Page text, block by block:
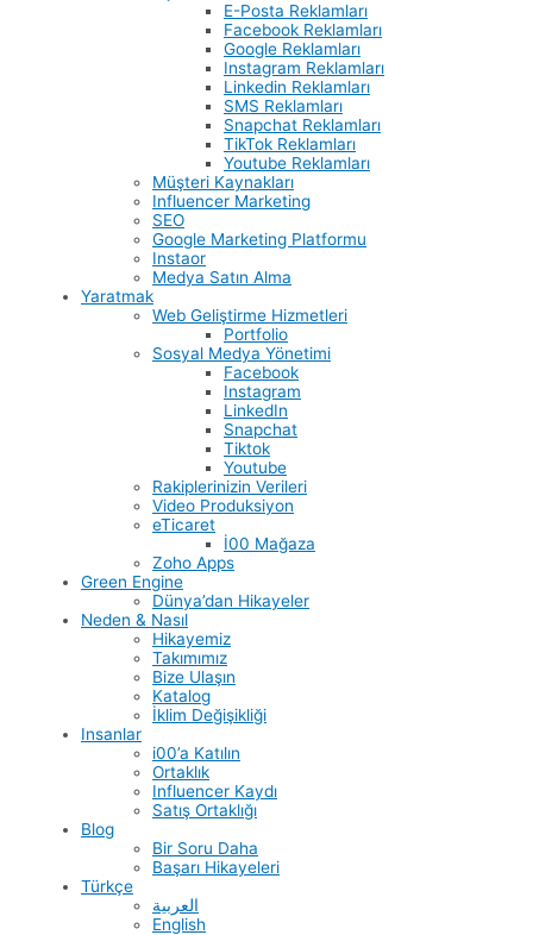
E-Posta Reklamları
Facebook Reklamları
Google Reklamları
Instagram Reklamları
Linkedin Reklamları
SMS Reklamları
Snapchat Reklamları
TikTok Reklamları
Youtube Reklamları
Müşteri Kaynakları
Influencer Marketing
SEO
Google Marketing Platformu
Instaor
Medya Satın Alma
Yaratmak
Web Geliştirme Hizmetleri
Portfolio
Sosyal Medya Yönetimi
Facebook
Instagram
LinkedIn
Snapchat
Tiktok
Youtube
Rakiplerinizin Verileri
Video Produksiyon
eTicaret
İ00 Mağaza
Zoho Apps
Green Engine
Dünya’dan Hikayeler
Neden & Nasıl
Hikayemiz
Takımımız
Bize Ulaşın
Katalog
İklim Değişikliği
Insanlar
i00’a Katılın
Ortaklık
Influencer Kaydı
Satış Ortaklığı
Blog
Bir Soru Daha
Başarı Hikayeleri
Türkçe
العربية
English